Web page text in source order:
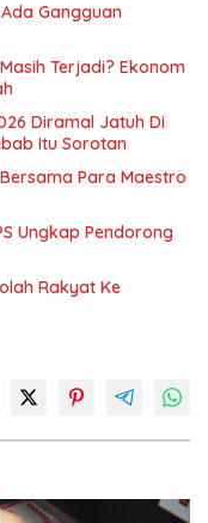
Gangguan
Terjadi? Ekonom
Diramal Jatuh Di
Itu Sorotan
Para Maestro
Ungkap Pendorong
Rakyat Ke